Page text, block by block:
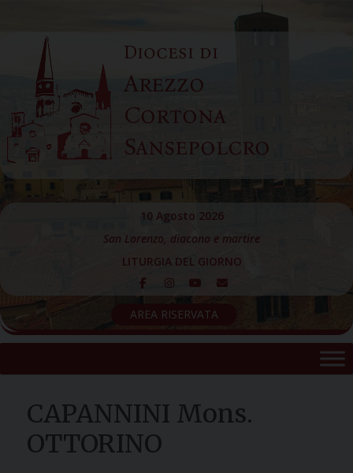
content
Diocesi di
Arezzo
Cortona
Sansepolcro
10 Agosto 2026
San Lorenzo, diacono e martire
LITURGIA DEL GIORNO
AREA RISERVATA
CAPANNINI Mons.
OTTORINO